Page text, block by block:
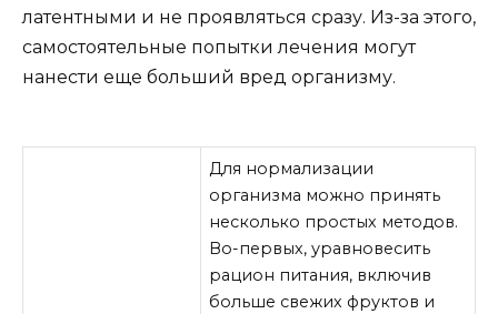
латентными и не проявляться сразу. Из-за этого,
самостоятельные попытки лечения могут
нанести еще больший вред организму.
Для нормализации
организма можно принять
несколько простых методов.
Во-первых, уравновесить
рацион питания, включив
больше свежих фруктов и